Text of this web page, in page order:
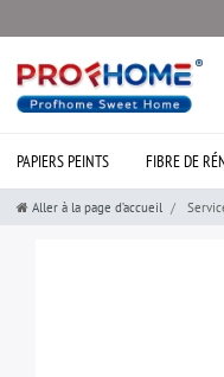
PAPIERS PEINTS FIBRE DE
Aller à la page d’accueil